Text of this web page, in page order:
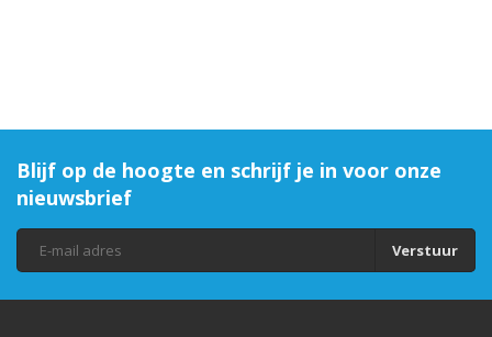
Blijf op de hoogte en schrijf je in voor onze
nieuwsbrief
Verstuur